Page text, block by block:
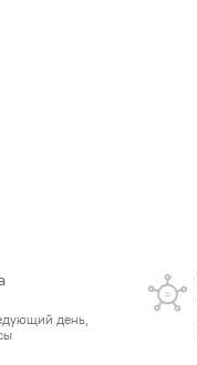
день,